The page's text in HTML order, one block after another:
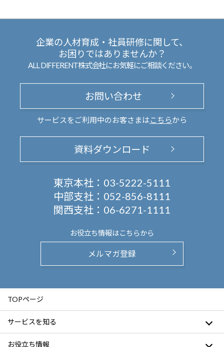
企業の人材育成・社員研修に関して、
お困りではありませんか？
ALL DIFFERENT株式会社にお気軽にご相談ください。
お問い合わせ
サービスをご利用中のお客さまは こちらから
資料ダウンロード
東京本社： 03-5222-5111
中部支社： 052-856-8111
関西支社： 06-6271-1111
お役立ち情報はこちらから
メルマガ登録
TOPページ
サービスを知る
お役立ち情報